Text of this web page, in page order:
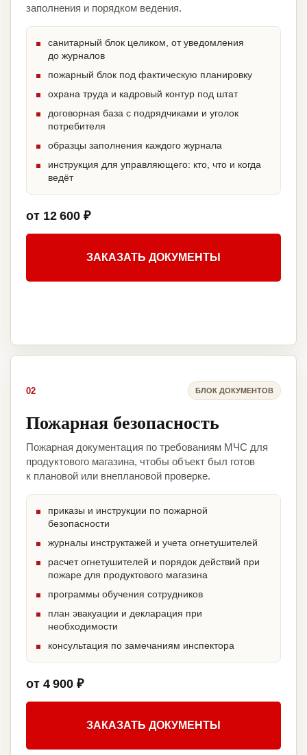
заполнения и порядком ведения.
санитарный блок целиком, от уведомления
до журналов
пожарный блок под фактическую планировку
охрана труда и кадровый контур под штат
договорная база с подрядчиками и уголок
потребителя
образцы заполнения каждого журнала
инструкция для управляющего: кто, что и когда
ведёт
от 12 600 ₽
ЗАКАЗАТЬ ДОКУМЕНТЫ
02 БЛОК ДОКУМЕНТОВ
Пожарная безопасность
Пожарная документация по требованиям МЧС для
продуктового магазина, чтобы объект был готов
к плановой или внеплановой проверке.
приказы и инструкции по пожарной
безопасности
журналы инструктажей и учета огнетушителей
расчет огнетушителей и порядок действий при
пожаре для продуктового магазина
программы обучения сотрудников
план эвакуации и декларация при
необходимости
консультация по замечаниям инспектора
от 4 900 ₽
ЗАКАЗАТЬ ДОКУМЕНТЫ